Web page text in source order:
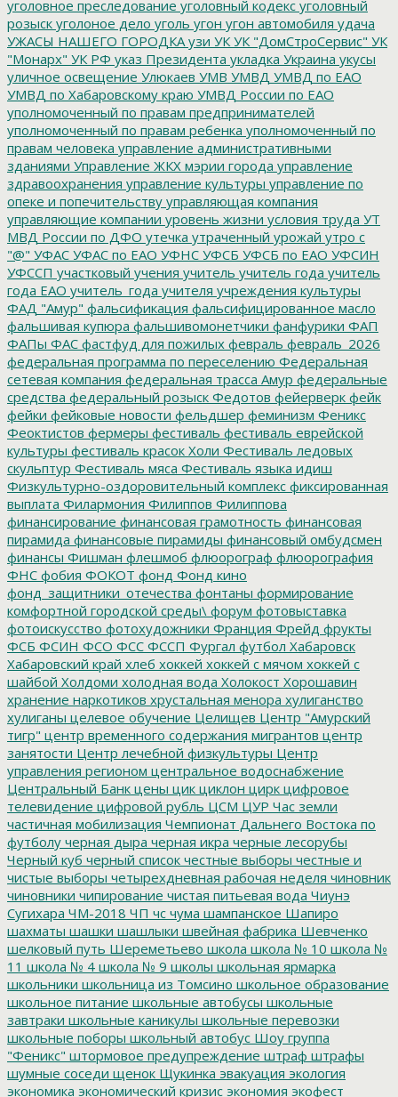
уголовное преследование уголовный кодекс уголовный
розыск уголоное дело уголь угон угон автомобиля удача
УЖАСЫ НАШЕГО ГОРОДКА узи УК УК "ДомСтроСервис" УК
"Монарх" УК РФ указ Президента укладка Украина укусы
уличное освещение Улюкаев УМВ УМВД УМВД по ЕАО
УМВД по Хабаровскому краю УМВД России по ЕАО
уполномоченный по правам предпринимателей
уполномоченный по правам ребенка уполномоченный по
правам человека управление административными
зданиями Управление ЖКХ мэрии города управление
здравоохранения управление культуры управление по
опеке и попечительству управляющая компания
управляющие компании уровень жизни условия труда УТ
МВД России по ДФО утечка утраченный урожай утро с
"@" УФАС УФАС по ЕАО УФНС УФСБ УФСБ по ЕАО УФСИН
УФССП участковый учения учитель учитель года учитель
года ЕАО учитель_года учителя учреждения культуры
ФАД "Амур" фальсификация фальсифицированное масло
фальшивая купюра фальшивомонетчики фанфурики ФАП
ФАПы ФАС фастфуд для пожилых февраль февраль_2026
федеральная программа по переселению Федеральная
сетевая компания федеральная трасса Амур федеральные
средства федеральный розыск Федотов фейерверк фейк
фейки фейковые новости фельдшер феминизм Феникс
Феоктистов фермеры фестиваль фестиваль еврейской
культуры фестиваль красок Холи Фестиваль ледовых
скульптур Фестиваль мяса Фестиваль языка идиш
Физкультурно-оздоровительный комплекс фиксированная
выплата Филармония Филиппов Филиппова
финансирование финансовая грамотность финансовая
пирамида финансовые пирамиды финансовый омбудсмен
финансы Фишман флешмоб флюорограф флюорография
ФНС фобия ФОКОТ фонд Фонд кино
фонд_защитники_отечества фонтаны формирование
комфортной городской среды\ форум фотовыставка
фотоискусство фотохудожники Франция Фрейд фрукты
ФСБ ФСИН ФСО ФСС ФССП Фургал футбол Хабаровск
Хабаровский край хлеб хоккей хоккей с мячом хоккей с
шайбой Холдоми холодная вода Холокост Хорошавин
хранение наркотиков хрустальная менора хулиганство
хулиганы целевое обучение Целищев Центр "Амурский
тигр" центр временного содержания мигрантов центр
занятости Центр лечебной физкультуры Центр
управления регионом центральное водоснабжение
Центральный Банк цены цик циклон цирк цифровое
телевидение цифровой рубль ЦСМ ЦУР Час земли
частичная мобилизация Чемпионат Дальнего Востока по
футболу черная дыра черная икра черные лесорубы
Черный куб черный список честные выборы честные и
чистые выборы четырехдневная рабочая неделя чиновник
чиновники чипирование чистая питьевая вода Чиунэ
Сугихара ЧМ-2018 ЧП чс чума шампанское Шапиро
шахматы шашки шашлыки швейная фабрика Шевченко
шелковый путь Шереметьево школа школа № 10 школа №
11 школа № 4 школа № 9 школы школьная ярмарка
школьники школьница из Томсино школьное образование
школьное питание школьные автобусы школьные
завтраки школьные каникулы школьные перевозки
школьные поборы школьный автобус Шоу группа
"Феникс" штормовое предупреждение штраф штрафы
шумные соседи щенок Щукинка эвакуация экология
экономика экономический кризис экономия экофест